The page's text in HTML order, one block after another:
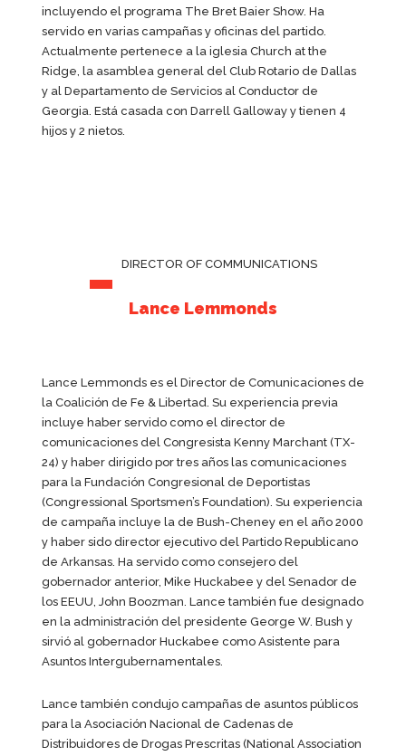
incluyendo el programa The Bret Baier Show. Ha
servido en varias campañas y oficinas del partido.
Actualmente pertenece a la iglesia Church at the
Ridge, la asamblea general del Club Rotario de Dallas
y al Departamento de Servicios al Conductor de
Georgia. Está casada con Darrell Galloway y tienen 4
hijos y 2 nietos.
DIRECTOR OF COMMUNICATIONS
Lance Lemmonds
Lance Lemmonds es el Director de Comunicaciones de
la Coalición de Fe & Libertad. Su experiencia previa
incluye haber servido como el director de
comunicaciones del Congresista Kenny Marchant (TX-
24) y haber dirigido por tres años las comunicaciones
para la Fundación Congresional de Deportistas
(Congressional Sportsmen’s Foundation). Su experiencia
de campaña incluye la de Bush-Cheney en el año 2000
y haber sido director ejecutivo del Partido Republicano
de Arkansas. Ha servido como consejero del
gobernador anterior, Mike Huckabee y del Senador de
los EEUU, John Boozman. Lance también fue designado
en la administración del presidente George W. Bush y
sirvió al gobernador Huckabee como Asistente para
Asuntos Intergubernamentales.
Lance también condujo campañas de asuntos públicos
para la Asociación Nacional de Cadenas de
Distribuidores de Drogas Prescritas (National Association